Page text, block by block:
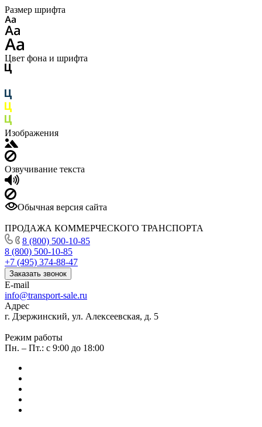
Размер шрифта
Цвет фона и шрифта
Изображения
Озвучивание текста
Обычная версия сайта
ПРОДАЖА КОММЕРЧЕСКОГО ТРАНСПОРТА
8 (800) 500-10-85
8 (800) 500-10-85
+7 (495) 374-88-47
Заказать звонок
E-mail
info@transport-sale.ru
Адрес
г. Дзержинский, ул. Алексеевская, д. 5
Режим работы
Пн. – Пт.: с 9:00 до 18:00